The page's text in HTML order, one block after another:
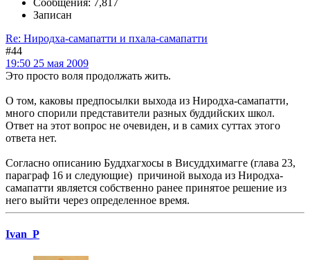
Сообщения: 7,817
Записан
Re: Ниродха-самапатти и пхала-самапатти
#44
19:50 25 мая 2009
Это просто воля продолжать жить.
О том, каковы предпосылки выхода из Ниродха-самапатти,
много спорили представители разных буддийских школ.
Ответ на этот вопрос не очевиден, и в самих суттах этого
ответа нет.
Согласно описанию Буддхагхосы в Висуддхимагге (глава 23,
параграф 16 и следующие) причиной выхода из Ниродха-
самапатти является собственно ранее принятое решение из
него выйти через определенное время.
Ivan_P